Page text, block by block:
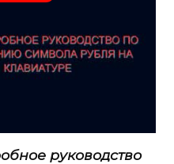
руководство